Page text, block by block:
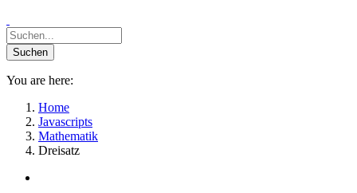
You are here:
Home
Javascripts
Mathematik
Dreisatz